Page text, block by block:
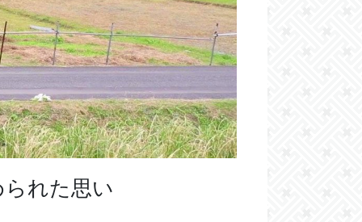
られた思い